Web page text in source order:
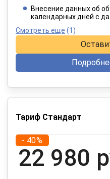
При оплате в
Внесение данных об
календарных дней с
Смотреть еще (1)
Тариф Стандарт
- 40%
22 980